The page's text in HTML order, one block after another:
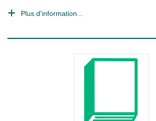
Plus d'information...